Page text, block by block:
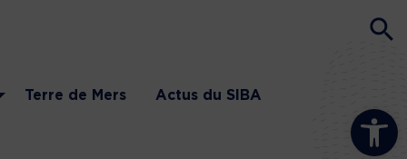
Ouvrir la
Terre de Mers Actus du SIBA